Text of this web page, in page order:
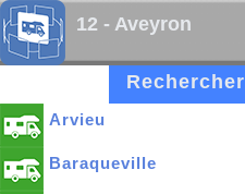
12 - Aveyron
Rechercher
Arvieu
Baraqueville